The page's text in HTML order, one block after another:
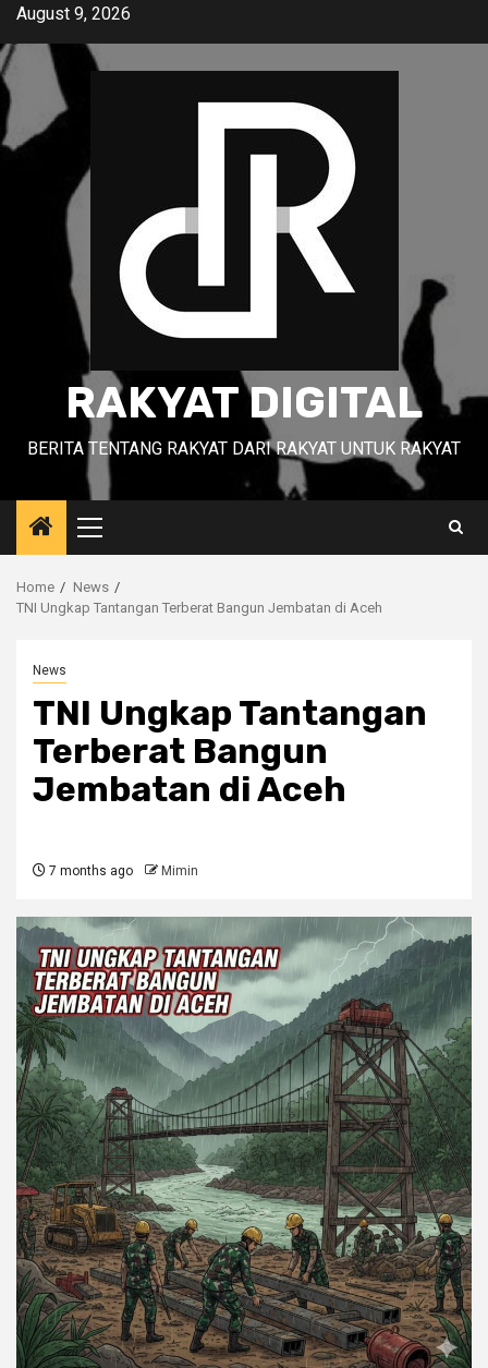
Skip
content
August 9, 2026
RAKYAT DIGITAL
BERITA TENTANG RAKYAT DARI RAKYAT UNTUK RAKYAT
Primary
Menu
Home
News
TNI Ungkap Tantangan Terberat Bangun Jembatan di Aceh
News
TNI Ungkap Tantangan
Terberat Bangun
Jembatan di Aceh
7 months ago Mimin